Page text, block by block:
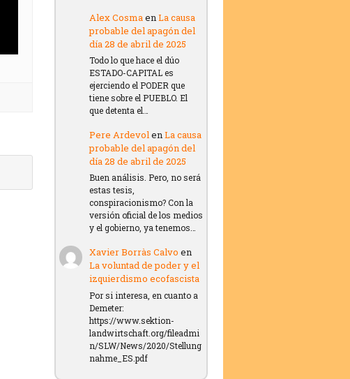
Alex CosmaenLa causa
probable del apagón del
día 28 de abril de 2025
Todo lo que hace el dúo
ESTADO-CAPITAL es
ejerciendo el PODER que
tiene sobre el PUEBLO. El
que detenta el…
Pere ArdevolenLa causa
probable del apagón del
día 28 de abril de 2025
Buen análisis. Pero, no será
estas tesis,
conspiracionismo? Con la
versión oficial de los medios
y el gobierno, ya tenemos…
Xavier Borràs Calvo en
La voluntad de poder y el
izquierdismo ecofascista
Por si interesa, en cuanto a
Demeter:
https://www.sektion-
landwirtschaft.org/fileadmi
n/SLW/News/2020/Stellung
nahme_ES.pdf